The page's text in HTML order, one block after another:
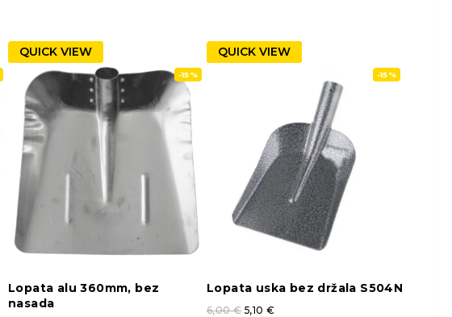
QUICK VIEW
-15%
Lopata alu 360mm, bez
nasada
QUICK VIEW
-15%
Lopata uska bez držala S504N
6,00€ 5,10 €